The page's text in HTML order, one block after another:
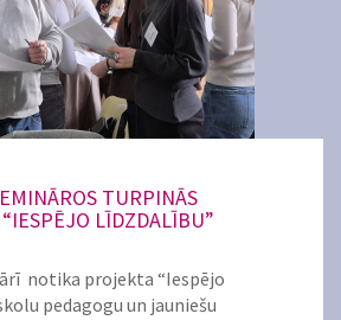
TURPINĀS
LĪDZDALĪBU”
notika projekta “Iespējo
pedagogu un jauniešu